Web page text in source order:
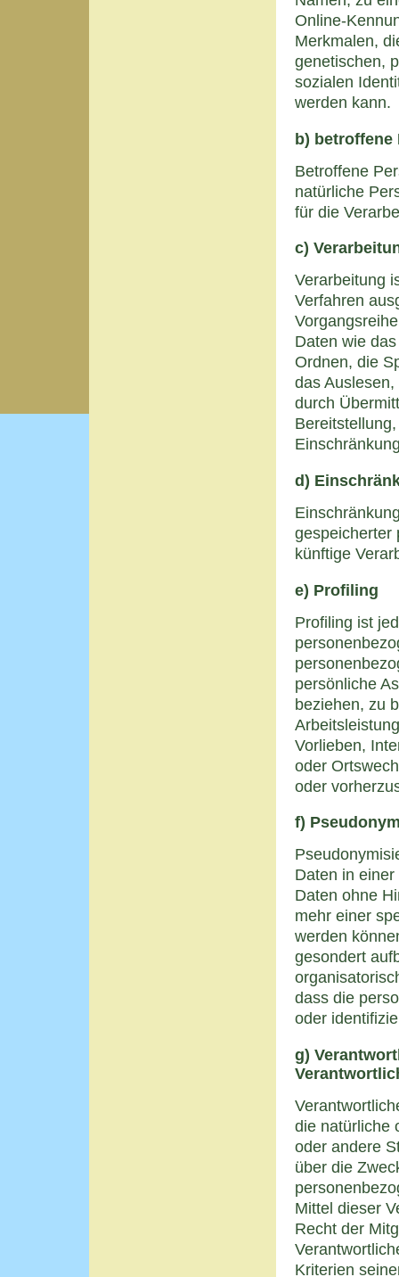
Online-
Merkmalen,
genetischen,
sozialen
werden kann.
b) betroffene
Betroffene
natürliche
für die
c)
Verarbeitung
Verfahren
Daten wie
Ordnen, die
das
durch
d)
gespeicherter
künftige
e) Profiling
Profiling ist
persönliche
beziehen, zu
Vorlieben,
oder
oder
f)
Daten in
Daten ohne
mehr einer
werden
gesondert
dass die
oder
g)
die natürliche
oder andere
über die
Mittel dieser
Recht der
Kriterien